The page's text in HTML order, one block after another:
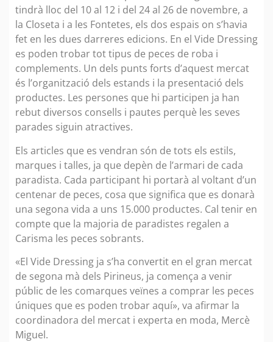
tindrà lloc del 10 al 12 i del 24 al 26 de novembre, a
la Closeta i a les Fontetes, els dos espais on s’havia
fet en les dues darreres edicions. En el Vide Dressing
es poden trobar tot tipus de peces de roba i
complements. Un dels punts forts d’aquest mercat
és l’organització dels estands i la presentació dels
productes. Les persones que hi participen ja han
rebut diversos consells i pautes perquè les seves
parades siguin atractives.
Els articles que es vendran són de tots els estils,
marques i talles, ja que depèn de l’armari de cada
paradista. Cada participant hi portarà al voltant d’un
centenar de peces, cosa que significa que es donarà
una segona vida a uns 15.000 productes. Cal tenir en
compte que la majoria de paradistes regalen a
Carisma les peces sobrants.
«El Vide Dressing ja s’ha convertit en el gran mercat
de segona mà dels Pirineus, ja comença a venir
públic de les comarques veïnes a comprar les peces
úniques que es poden trobar aquí», va afirmar la
coordinadora del mercat i experta en moda, Mercè
Miguel.